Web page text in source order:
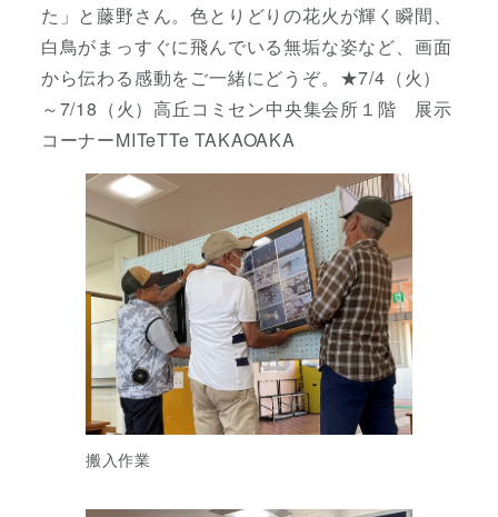
た」と藤野さん。色とりどりの花火が輝く瞬間、
白鳥がまっすぐに飛んでいる無垢な姿など、画面
から伝わる感動をご一緒にどうぞ。★7/4（火）
～7/18（火）高丘コミセン中央集会所１階 展示
コーナーMITeTTe TAKAOAKA
搬入作業